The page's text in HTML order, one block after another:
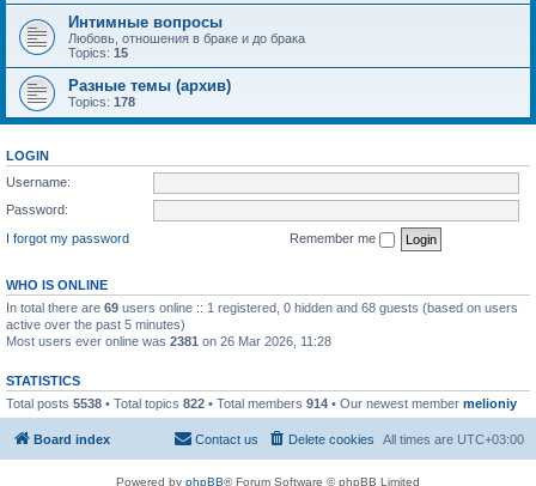
Интимные вопросы
Любовь, отношения в браке и до брака
Topics: 15
Разные темы (архив)
Topics: 178
LOGIN
Username:
Password:
I forgot my password
Remember me
WHO IS ONLINE
In total there are 69 users online :: 1 registered, 0 hidden and 68 guests (based on users
active over the past 5 minutes)
Most users ever online was 2381 on 26 Mar 2026, 11:28
STATISTICS
Total posts 5538 • Total topics 822 • Total members 914 • Our newest member melioniy
Board index All times are UTC+03:00
Delete cookies
Contact us
Powered by phpBB® Forum Software © phpBB Limited